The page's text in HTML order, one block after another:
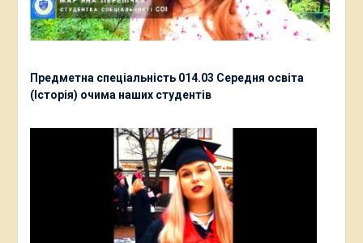
Предметна спеціальність 014.03 Середня освіта
(Історія) очима наших студентів